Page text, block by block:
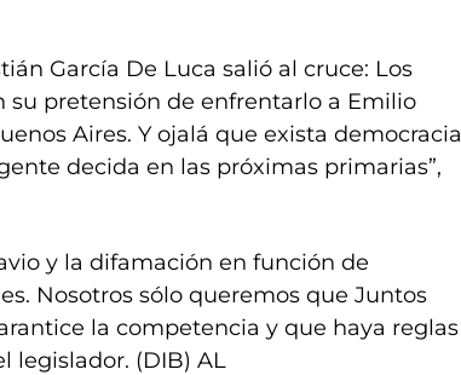
García De Luca salió al cruce: Los
su pretensión de enfrentarlo a Emilio
Aires. Y ojalá que exista democracia
decida en las próximas primarias”,
y la difamación en función de
Nosotros sólo queremos que Juntos
la competencia y que haya reglas
legislador. (DIB) AL